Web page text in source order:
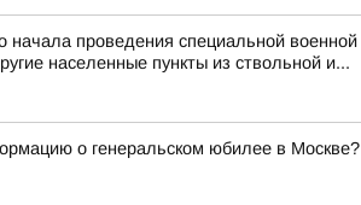
проведения специальной военной
населенные пункты из ствольной и...
о генеральском юбилее в Москве?